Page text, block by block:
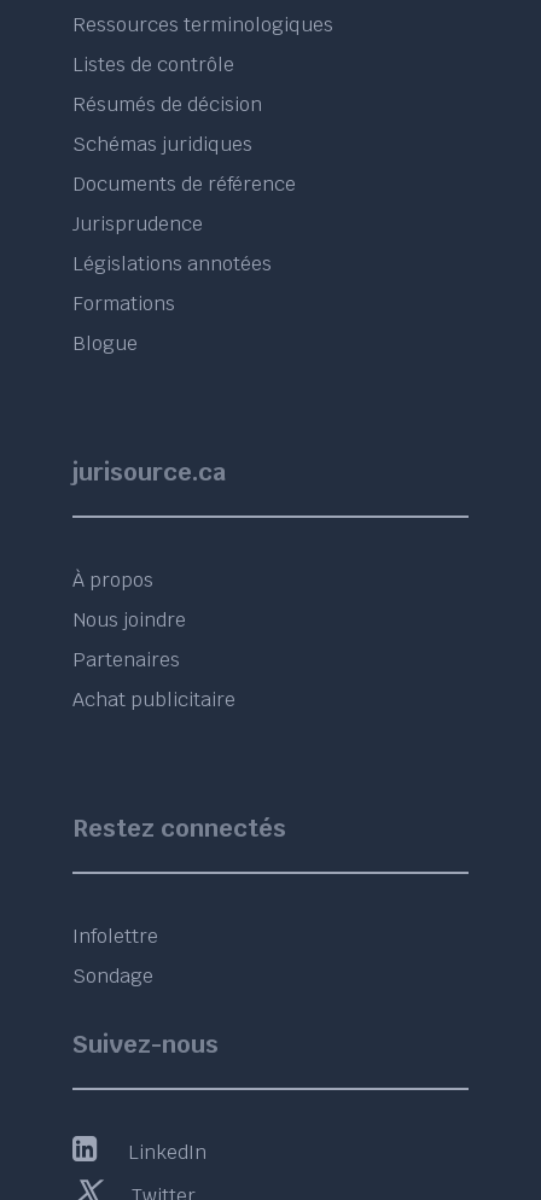
Ressources terminologiques
Listes de contrôle
Résumés de décision
Schémas juridiques
Documents de référence
Jurisprudence
Législations annotées
Formations
Blogue
jurisource.ca
À propos
Nous joindre
Partenaires
Achat publicitaire
Restez connectés
Infolettre
Sondage
Suivez-nous
LinkedIn